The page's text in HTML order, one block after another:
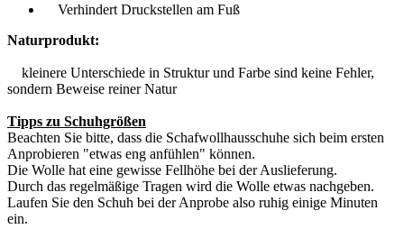
Verhindert Druckstellen am Fuß
Naturprodukt:
kleinere Unterschiede in Struktur und Farbe sind keine Fehler,
sondern Beweise reiner Natur
Tipps zu Schuhgrößen
Beachten Sie bitte, dass die Schafwollhausschuhe sich beim ersten
Anprobieren "etwas eng anfühlen" können.
Die Wolle hat eine gewisse Fellhöhe bei der Auslieferung.
Durch das regelmäßige Tragen wird die Wolle etwas nachgeben.
Laufen Sie den Schuh bei der Anprobe also ruhig einige Minuten
ein.